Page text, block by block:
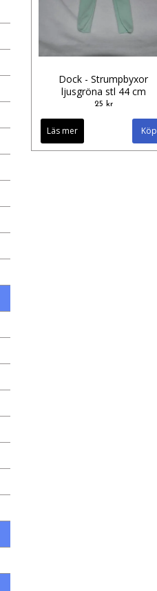
Dock - Strumpbyxor
ljusgröna stl 44 cm
25 kr
Läs mer Köp